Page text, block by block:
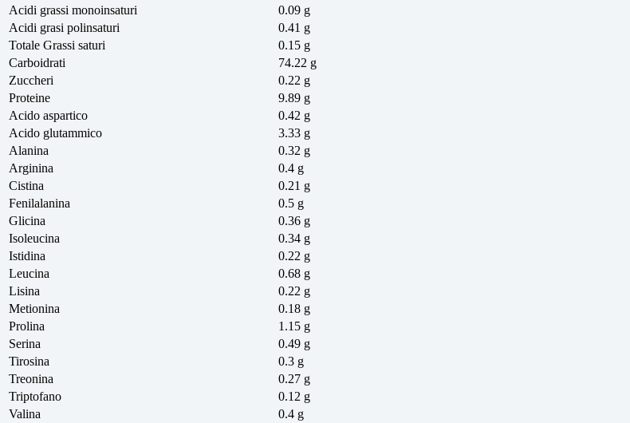
Acidi grassi monoinsaturi
0.09 g
Acidi grasi polinsaturi
0.41 g
Totale Grassi saturi
0.15 g
Carboidrati
74.22 g
Zuccheri
0.22 g
Proteine
9.89 g
Acido aspartico
0.42 g
Acido glutammico
3.33 g
Alanina
0.32 g
Arginina
0.4 g
Cistina
0.21 g
Fenilalanina
0.5 g
Glicina
0.36 g
Isoleucina
0.34 g
Istidina
0.22 g
Leucina
0.68 g
Lisina
0.22 g
Metionina
0.18 g
Prolina
1.15 g
Serina
0.49 g
Tirosina
0.3 g
Treonina
0.27 g
Triptofano
0.12 g
Valina
0.4 g